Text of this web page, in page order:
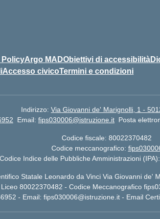
PolicyArgo MADObiettivi di accessibilità
Accesso civicoTermini e condizioni
Indirizzo: Via Giovanni de' Marignolli, 1 -
Email: fips030006@istruzione.it Posta
Codice fiscale: 80022370482
Codice meccanografico:
Codice Indice delle Pubbliche Amministrazioni
Statale Leonardo da Vinci Via Giovanni de'
80022370482 - Codice Meccanografico
- Email: fips030006@istruzione.it- Email